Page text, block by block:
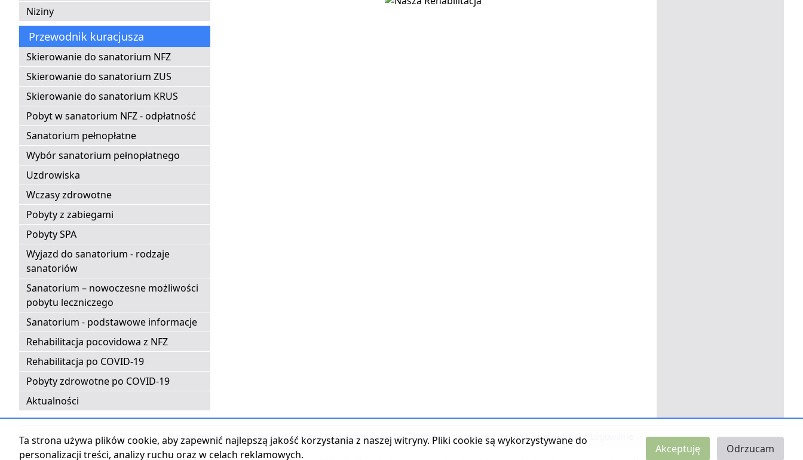
Niziny
Przewodnik kuracjusza
Skierowanie do sanatorium NFZ
Skierowanie do sanatorium ZUS
Skierowanie do sanatorium KRUS
Pobyt w sanatorium NFZ - odpłatność
Sanatorium pełnopłatne
Wybór sanatorium pełnopłatnego
Uzdrowiska
Wczasy zdrowotne
Pobyty z zabiegami
Pobyty SPA
Wyjazd do sanatorium - rodzaje
sanatoriów
Sanatorium – nowoczesne możliwości
pobytu leczniczego
Sanatorium - podstawowe informacje
Rehabilitacja pocovidowa z NFZ
Rehabilitacja po COVID-19
Pobyty zdrowotne po COVID-19
Aktualności
Strona główna | Kontakt z serwisem | Reklama w serwisie | Regulamin serwisu | Polityka prywatności |
Ta strona używa plików cookie, aby zapewnić najlepszą jakość korzystania z naszej witryny. Pliki cookie są wykorzystywane do
personalizacji treści, analizy ruchu oraz w celach reklamowych.
Akceptuję Odrzucam